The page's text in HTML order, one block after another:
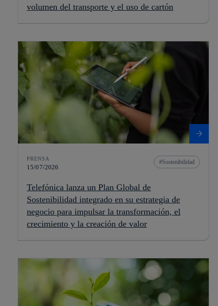
volumen del transporte y el uso de cartón
PRENSA
15/07/2026
Sostenibilidad
Telefónica lanza un Plan Global de
Sostenibilidad integrado en su estrategia de
negocio para impulsar la transformación, el
crecimiento y la creación de valor